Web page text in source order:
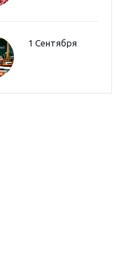
1 Сентября